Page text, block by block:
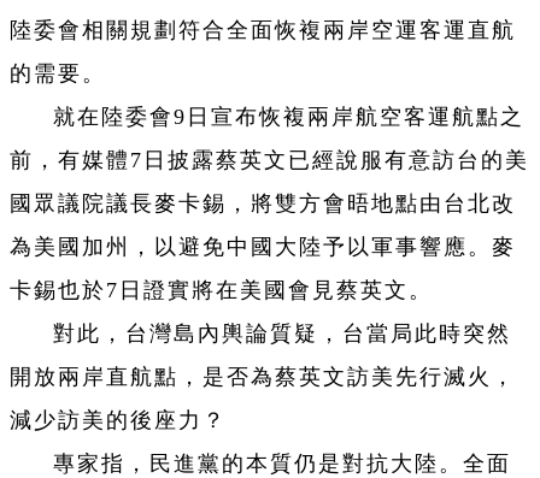
陸委會相關規劃符合全面恢複兩岸空運客運直航
的需要。
就在陸委會9日宣布恢複兩岸航空客運航點之
前，有媒體7日披露蔡英文已經說服有意訪台的美
國眾議院議長麥卡錫，將雙方會晤地點由台北改
為美國加州，以避免中國大陸予以軍事響應。麥
卡錫也於7日證實將在美國會見蔡英文。
對此，台灣島內輿論質疑，台當局此時突然
開放兩岸直航點，是否為蔡英文訪美先行滅火，
減少訪美的後座力？
專家指，民進黨的本質仍是對抗大陸。全面